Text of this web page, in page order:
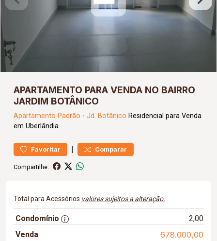
APARTAMENTO PARA VENDA NO BAIRRO
JARDIM BOTÂNICO
Apartamento Padrão - Jd. Botânico Residencial para Venda
em Uberlândia
Favoritar | Comparar
Compartilhe:
Total para Acessórios valores sujeitos a alteração.
Condomínio
2,00
Venda
678.000,00